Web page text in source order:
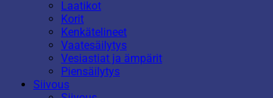
Laatikot
Korit
Kenkätelineet
Vaatesäilytys
Vesiastiat ja ämpärit
Piensäilytys
Siivous